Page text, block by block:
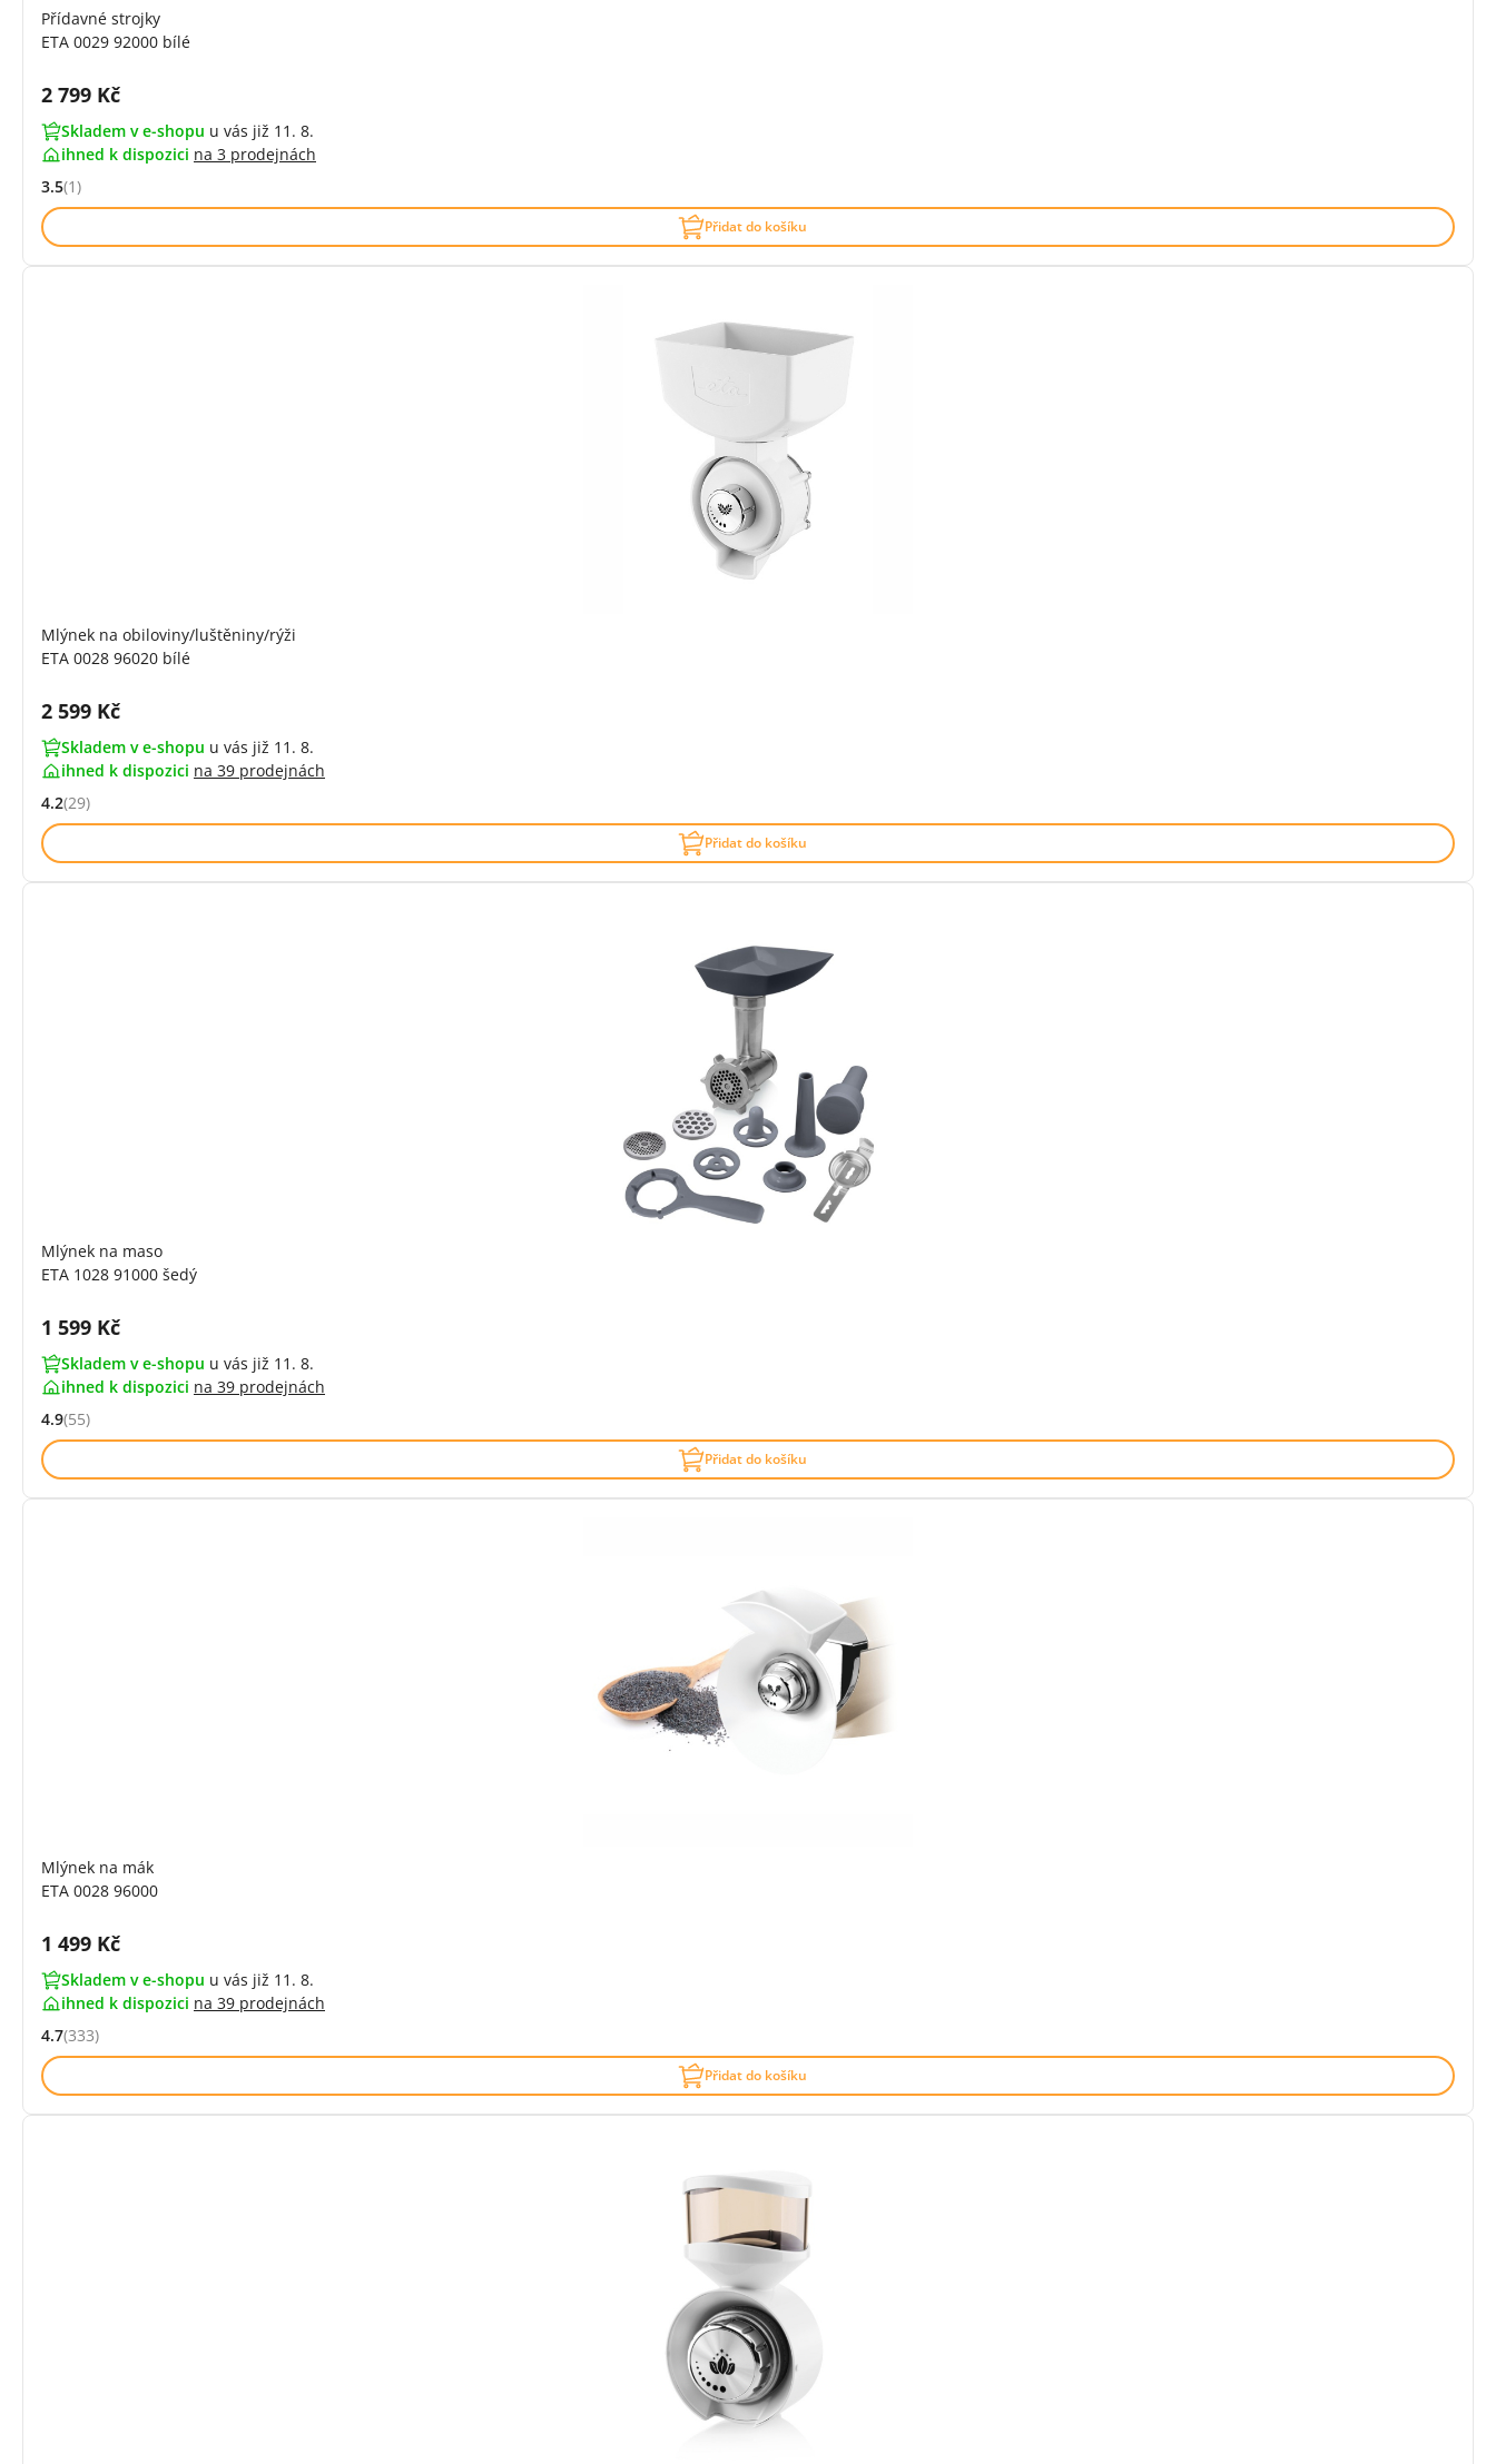
Přídavné strojky
ETA 0029 92000 bílé
Cena s DPH:
2 799 Kč
Skladem v e-shopu u vás již 11. 8.
ihned k dispozici na 3 prodejnách
Hodnocení: 3.5 z 5 (1 recenzí)
3.5(1)
Přidat do košíku
Mlýnek na obiloviny/luštěniny/rýži
ETA 0028 96020 bílé
Cena s DPH:
2 599 Kč
Skladem v e-shopu u vás již 11. 8.
ihned k dispozici na 39 prodejnách
Hodnocení: 4.2 z 5 (29 recenzí)
4.2(29)
Přidat do košíku
Mlýnek na maso
ETA 1028 91000 šedý
Cena s DPH:
1 599 Kč
Skladem v e-shopu u vás již 11. 8.
ihned k dispozici na 39 prodejnách
Hodnocení: 4.9 z 5 (55 recenzí)
4.9(55)
Přidat do košíku
Mlýnek na mák
ETA 0028 96000
Cena s DPH:
1 499 Kč
Skladem v e-shopu u vás již 11. 8.
ihned k dispozici na 39 prodejnách
Hodnocení: 4.7 z 5 (333 recenzí)
4.7(333)
Přidat do košíku